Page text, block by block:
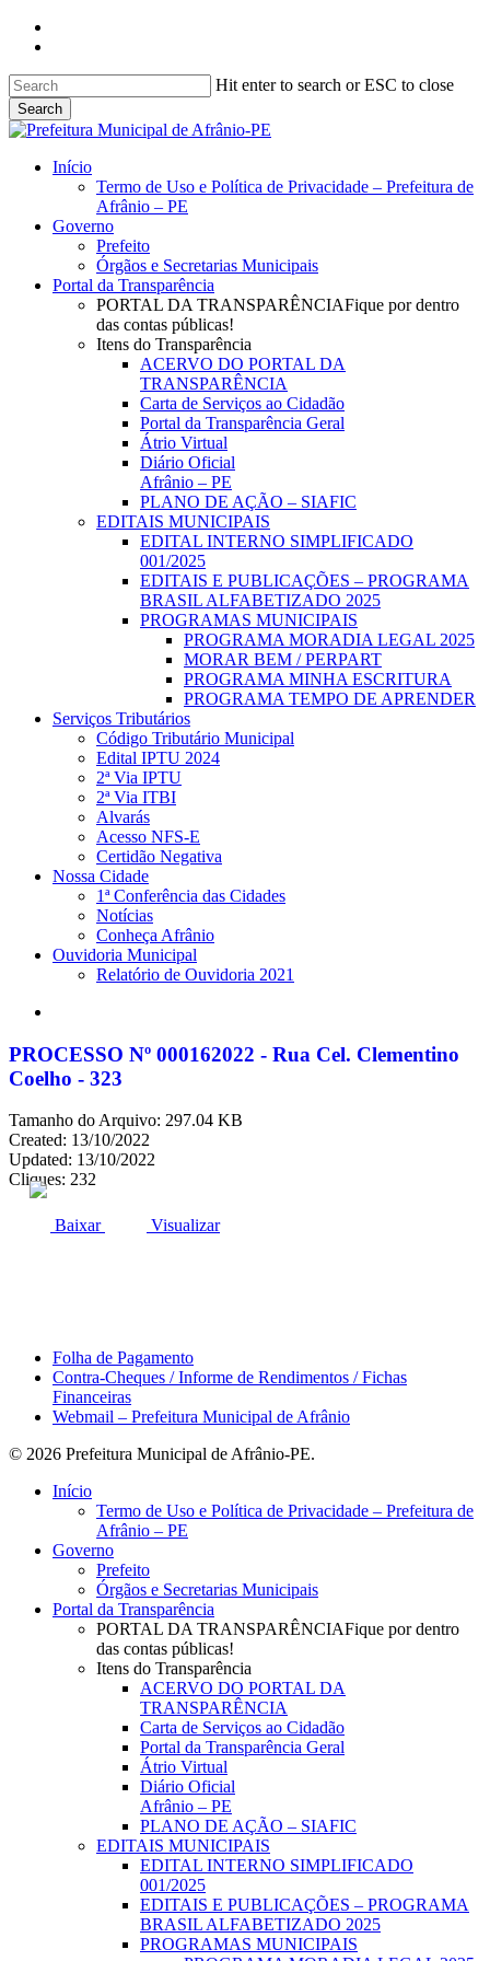
Skip
content
Hit enter to search or ESC to close
Search
Close
search
Menu
Início
Termo de Uso e Política de Privacidade – Prefeitura de
Afrânio – PE
Governo
Prefeito
Órgãos e Secretarias Municipais
Portal da Transparência
PORTAL DA TRANSPARÊNCIAFique por dentro
das contas públicas!
Itens do Transparência
ACERVO DO PORTAL DA
TRANSPARÊNCIA
Carta de Serviços ao Cidadão
Portal da Transparência Geral
Átrio Virtual
Diário Oficial
Afrânio – PE
PLANO DE AÇÃO – SIAFIC
EDITAIS MUNICIPAIS
EDITAL INTERNO SIMPLIFICADO
001/2025
EDITAIS E PUBLICAÇÕES – PROGRAMA
BRASIL ALFABETIZADO 2025
PROGRAMAS MUNICIPAIS
PROGRAMA MORADIA LEGAL 2025
MORAR BEM / PERPART
PROGRAMA MINHA ESCRITURA
PROGRAMA TEMPO DE APRENDER
Serviços Tributários
Código Tributário Municipal
Edital IPTU 2024
2ª Via IPTU
2ª Via ITBI
Alvarás
Acesso NFS-E
Certidão Negativa
Nossa Cidade
1ª Conferência das Cidades
Notícias
Conheça Afrânio
Ouvidoria Municipal
Relatório de Ouvidoria 2021
PROCESSO Nº 000162022 - Rua Cel. Clementino
Coelho - 323
Tamanho do Arquivo: 297.04 KB
Created: 13/10/2022
Updated: 13/10/2022
Cliques: 232
Baixar Visualizar
Folha de Pagamento
Contra-Cheques / Informe de Rendimentos / Fichas
Financeiras
Webmail – Prefeitura Municipal de Afrânio
© 2026 Prefeitura Municipal de Afrânio-PE.
Close
Início
Termo de Uso e Política de Privacidade – Prefeitura de
Afrânio – PE
Governo
Prefeito
Órgãos e Secretarias Municipais
Portal da Transparência
PORTAL DA TRANSPARÊNCIAFique por dentro
das contas públicas!
Itens do Transparência
ACERVO DO PORTAL DA
TRANSPARÊNCIA
Carta de Serviços ao Cidadão
Portal da Transparência Geral
Átrio Virtual
Diário Oficial
Afrânio – PE
PLANO DE AÇÃO – SIAFIC
EDITAIS MUNICIPAIS
EDITAL INTERNO SIMPLIFICADO
001/2025
EDITAIS E PUBLICAÇÕES – PROGRAMA
BRASIL ALFABETIZADO 2025
PROGRAMAS MUNICIPAIS